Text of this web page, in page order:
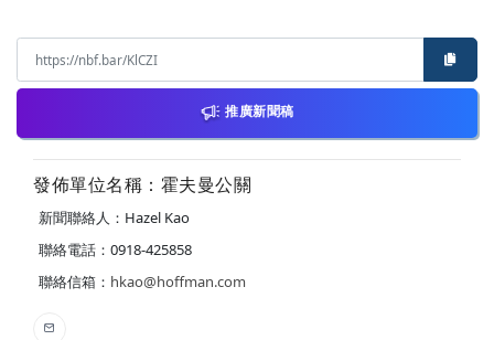
推廣新聞稿
發佈單位名稱：霍夫曼公關
新聞聯絡人：Hazel Kao
聯絡電話：0918-425858
聯絡信箱： hkao@hoffman.com